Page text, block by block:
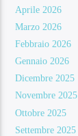
Aprile 2026
Marzo 2026
Febbraio 2026
Gennaio 2026
Dicembre 2025
Novembre 2025
Ottobre 2025
Settembre 2025